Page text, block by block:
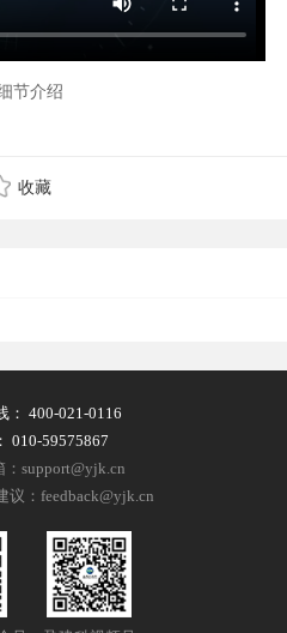
节介绍
收藏
： 400-021-0116
010-59575867
support@yjk.cn
议：feedback@yjk.cn